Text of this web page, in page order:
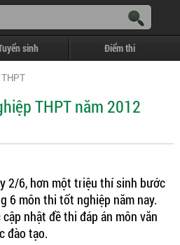
sinh Điểm thi
THPT
THPT năm 2012
2/6, hơn một triệu thí sinh bước
6 môn thi tốt nghiệp năm nay.
nhật đề thi đáp án môn văn
đào tạo.